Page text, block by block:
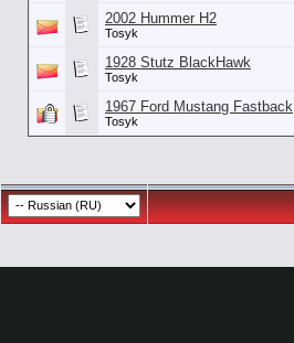
2002 Hummer H2
Tosyk
1928 Stutz BlackHawk
Tosyk
1967 Ford Mustang Fastback
Tosyk